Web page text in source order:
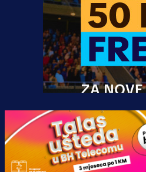
Promo vijesti